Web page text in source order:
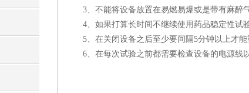
3、不能将设备放置在易燃易爆或是带有麻醉气
4、如果打算长时间不继续使用药品稳定性试验
5、在关闭设备之后至少要间隔5分钟以上才能
6、在每次试验之前都需要检查设备的电源线